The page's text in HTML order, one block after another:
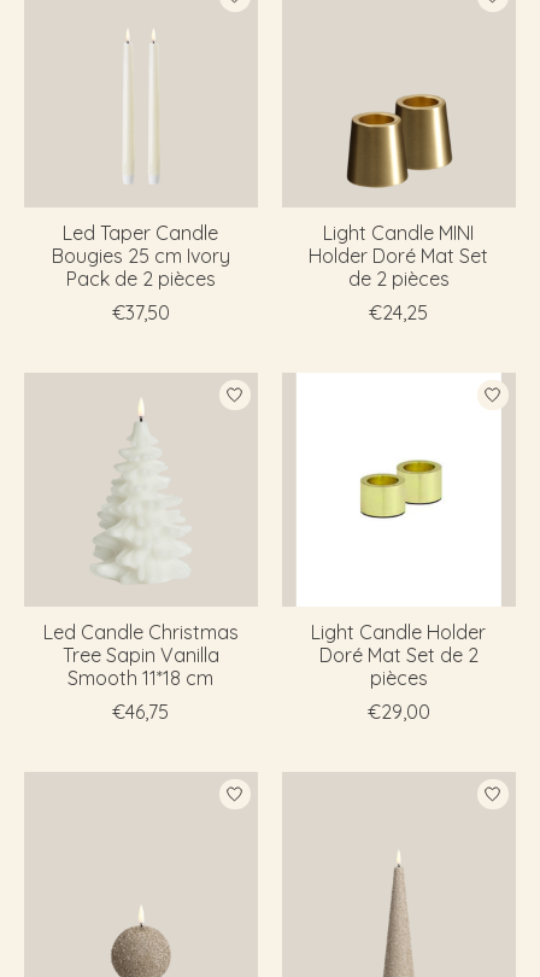
Led Taper Candle
Bougies 25 cm Ivory
Pack de 2 pièces
€37,50
Light Candle MINI
Holder Doré Mat Set
de 2 pièces
€24,25
Led Candle Christmas
Tree Sapin Vanilla
Smooth 11*18 cm
€46,75
Light Candle Holder
Doré Mat Set de 2
pièces
€29,00